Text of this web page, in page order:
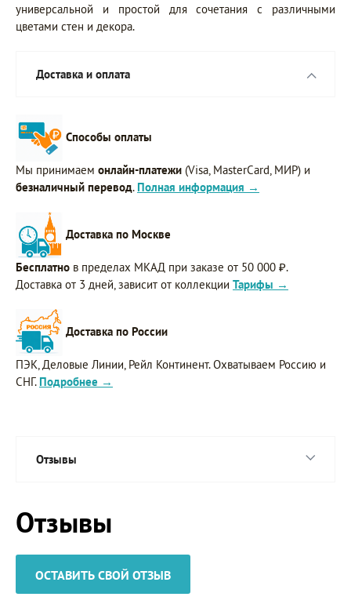
универсальной и простой для сочетания с различными
цветами стен и декора.
Доставка и оплата
Способы оплаты
Мы принимаем онлайн-платежи (Visa, MasterCard, МИР) и
безналичный перевод. Полная информация →
Доставка по Москве
Бесплатно в пределах МКАД при заказе от 50 000 ₽.
Доставка от 3 дней, зависит от коллекции Тарифы →
Доставка по России
ПЭК, Деловые Линии, Рейл Континент. Охватываем Россию и
СНГ. Подробнее →
Отзывы
Отзывы
ОСТАВИТЬ СВОЙ ОТЗЫВ